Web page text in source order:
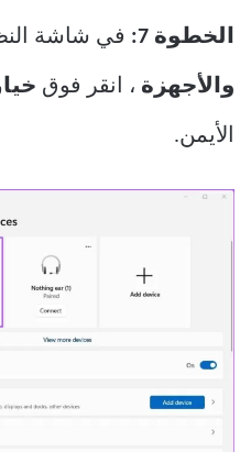
الخطوة 7: في شاشة
والأجهزة ، انقر فوق
الأيمن.